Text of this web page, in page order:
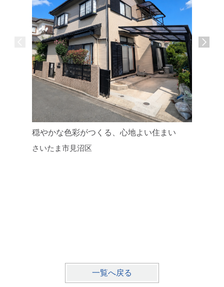
穏やかな色彩がつくる、心地よい住まい
さいたま市見沼区
一覧へ戻る